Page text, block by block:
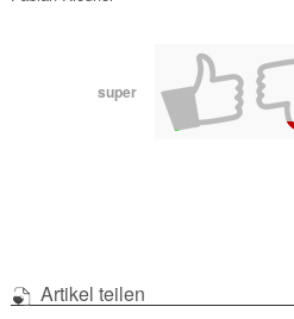
super
Artikel teilen